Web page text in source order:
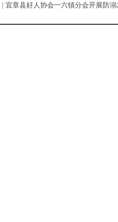
宜章县好人协会一六镇分会开展防溺